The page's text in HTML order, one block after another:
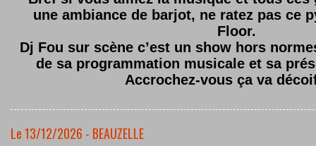
une ambiance de barjot, ne ratez pas ce
Floor.
Dj Fou sur scène c’est un show hors
de sa programmation musicale et sa
Accrochez-vous ça va
Le 13/12/2026 - BEAUZELLE